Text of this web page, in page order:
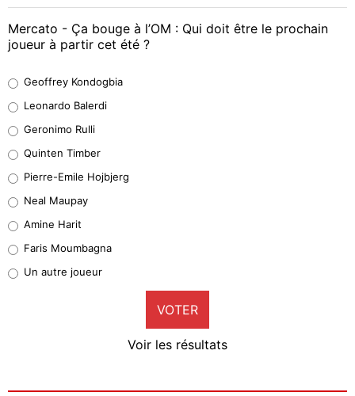
Mercato - Ça bouge à l’OM : Qui doit être le prochain
joueur à partir cet été ?
38%
32%
5%
1%
9%
Geoffrey Kondogbia
Leonardo Balerdi
Geronimo Rulli
Quinten Timber
Pierre-Emile Hojbjerg
Neal Maupay
Amine Harit
Faris Moumbagna
Un autre joueur
VOTER
Voir les résultats